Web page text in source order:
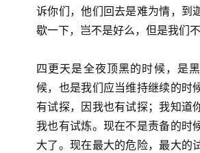
诉你们，他们回去是难为情，到
歇一下，岂不是好么，但是我们不
四更天是全夜顶黑的时候，是
候，也是我们应当维持继续的时
有试探，因我也有试探；我知道
我也有试炼。现在不是责备的时
大了。现在最大的危险，最大的